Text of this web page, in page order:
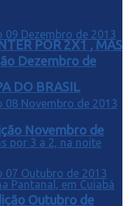
POR 2X1 , MAS
DO BRASIL
Dezembro de
Novembro de
Outubro de